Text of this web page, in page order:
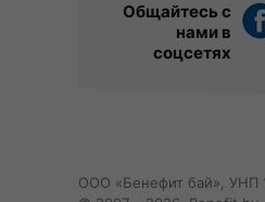
Общайтесь с
нами в
соцсетях
ООО «Бенефит бай», УНП